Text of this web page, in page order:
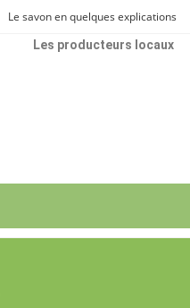
Le savon en quelques explications
Les producteurs locaux